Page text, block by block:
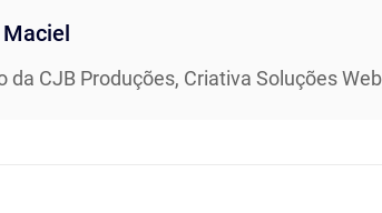
da CJB Produções, Criativa Soluções